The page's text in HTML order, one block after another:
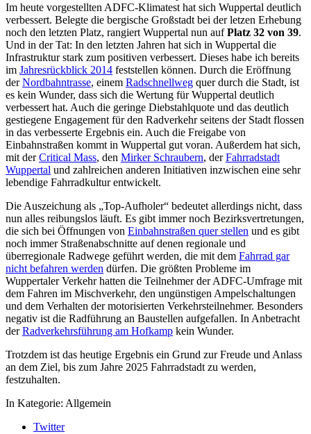
Im heute vorgestellten ADFC-Klimatest hat sich Wuppertal deutlich
verbessert. Belegte die bergische Großstadt bei der letzen Erhebung
noch den letzten Platz, rangiert Wuppertal nun aufPlatz 32 von 39.
Und in der Tat: In den letzten Jahren hat sich in Wuppertal die
Infrastruktur stark zum positiven verbessert. Dieses habe ich bereits
im Jahresrückblick 2014 feststellen können. Durch die Eröffnung
derNordbahntrasse, einem Radschnellweg quer durch die Stadt, ist
es kein Wunder, dass sich die Wertung für Wuppertal deutlich
verbessert hat. Auch die geringe Diebstahlquote und das deutlich
gestiegene Engagement für den Radverkehr seitens der Stadt flossen
in das verbesserte Ergebnis ein. Auch die Freigabe von
Einbahnstraßen kommt in Wuppertal gut voran. Außerdem hat sich,
mit derCritical Mass, den Mirker Schraubern, derFahrradstadt
Wuppertal und zahlreichen anderen Initiativen inzwischen eine sehr
lebendige Fahrradkultur entwickelt.
Die Auszeichung als „Top-Aufholer“ bedeutet allerdings nicht, dass
nun alles reibungslos läuft. Es gibt immer noch Bezirksvertretungen,
die sich bei Öffnungen von Einbahnstraßen quer stellen und es gibt
noch immer Straßenabschnitte auf denen regionale und
überregionale Radwege geführt werden, die mit dem Fahrrad gar
nicht befahren werden dürfen. Die größten Probleme im
Wuppertaler Verkehr hatten die Teilnehmer der ADFC-Umfrage mit
dem Fahren im Mischverkehr, den ungünstigen Ampelschaltungen
und dem Verhalten der motorisierten Verkehrsteilnehmer. Besonders
negativ ist die Radführung an Baustellen aufgefallen. In Anbetracht
derRadverkehrsführung am Hofkamp kein Wunder.
Trotzdem ist das heutige Ergebnis ein Grund zur Freude und Anlass
an dem Ziel, bis zum Jahre 2025 Fahrradstadt zu werden,
festzuhalten.
In Kategorie: Allgemein
Twitter